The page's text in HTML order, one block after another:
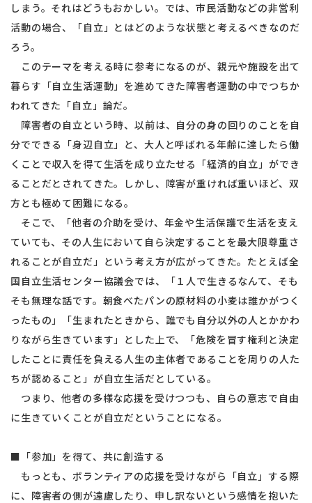
しまう。それはどうもおかしい。では、市民活動などの非営利
活動の場合、「自立」とはどのような状態と考えるべきなのだ
ろう。
このテーマを考える時に参考になるのが、親元や施設を出て
暮らす「自立生活運動」を進めてきた障害者運動の中でつちか
われてきた「自立」論だ。
障害者の自立という時、以前は、自分の身の回りのことを自
分でできる「身辺自立」と、大人と呼ばれる年齢に達したら働
くことで収入を得て生活を成り立たせる「経済的自立」ができ
ることだとされてきた。しかし、障害が重ければ重いほど、双
方とも極めて困難になる。
そこで、「他者の介助を受け、年金や生活保護で生活を支え
ていても、その人生において自ら決定することを最大限尊重さ
れることが自立だ」という考え方が広がってきた。たとえば全
国自立生活センター協議会では、「１人で生きるなんて、そも
そも無理な話です。朝食べたパンの原材料の小麦は誰かがつく
ったもの」「生まれたときから、誰でも自分以外の人とかかわ
りながら生きています」とした上で、「危険を冒す権利と決定
したことに責任を負える人生の主体者であることを周りの人た
ちが認めること」が自立生活だとしている。
つまり、他者の多様な応援を受けつつも、自らの意志で自由
に生きていくことが自立だということになる。
■「参加」を得て、共に創造する
もっとも、ボランティアの応援を受けながら「自立」する際
に、障害者の側が遠慮したり、申し訳ないという感情を抱いた